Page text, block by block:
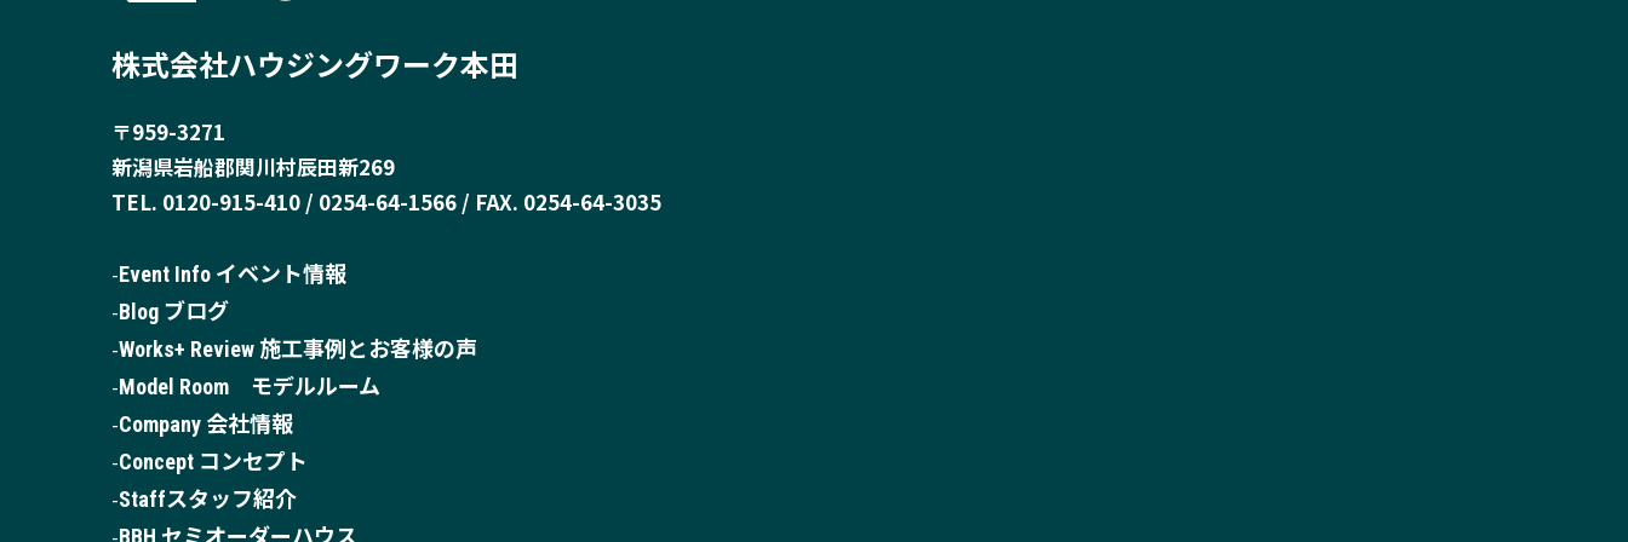
株式会社ハウジングワーク本田
〒959-3271
新潟県岩船郡関川村辰田新269
TEL. 0120-915-410 / 0254-64-1566 / FAX. 0254-64-3035
Event Info イベント情報
Blog ブログ
Works+ Review 施工事例とお客様の声
Model Room モデルルーム
Company 会社情報
Concept コンセプト
Staffスタッフ紹介
BBH セミオーダーハウス